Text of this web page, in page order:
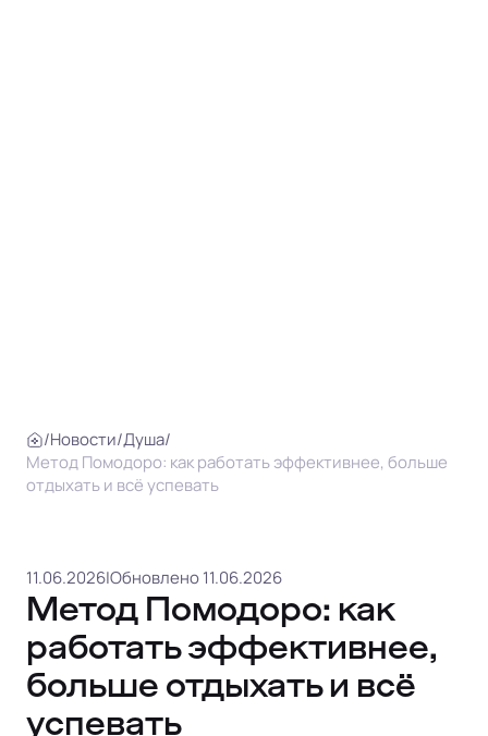
/Новости/Душа/
Метод Помодоро: как работать эффективнее, больше
отдыхать и всё успевать
11.06.2026|Обновлено 11.06.2026
Метод Помодоро: как
работать эффективнее,
больше отдыхать и всё
успевать